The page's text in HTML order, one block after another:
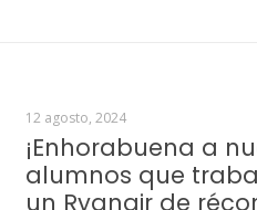
12 agosto, 2024
¡Enhorabuena a
alumnos que
un Ryanair de